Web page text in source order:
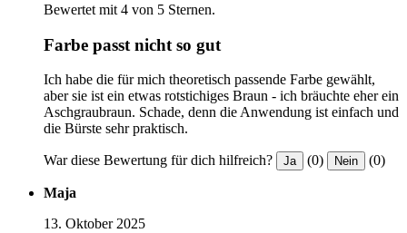
Bewertet mit 4 von 5 Sternen.
Farbe passt nicht so gut
Ich habe die für mich theoretisch passende Farbe gewählt,
aber sie ist ein etwas rotstichiges Braun - ich bräuchte eher ein
Aschgraubraun. Schade, denn die Anwendung ist einfach und
die Bürste sehr praktisch.
War diese Bewertung für dich hilfreich? Ja (0) Nein (0)
Maja
13. Oktober 2025